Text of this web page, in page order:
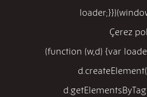
Çerez
(function (w,d) {var